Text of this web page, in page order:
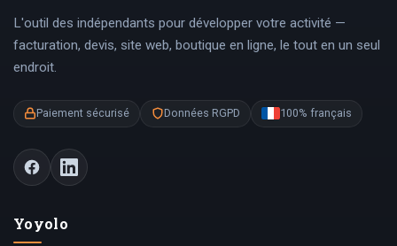
L'outil des indépendants pour développer votre activité —
facturation, devis, site web, boutique en ligne, le tout en un seul
endroit.
Paiement sécurisé Données RGPD 100% français
Yoyolo